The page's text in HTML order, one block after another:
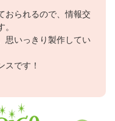
おられるので、情報交
思いっきり製作してい
スです！